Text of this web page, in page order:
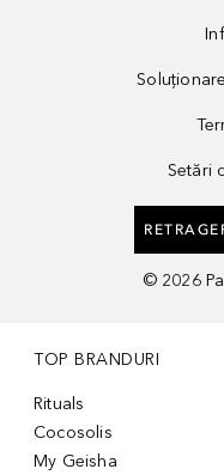
Setări
© 2026
TOP BRANDURI
Rituals
Cocosolis
My Geisha